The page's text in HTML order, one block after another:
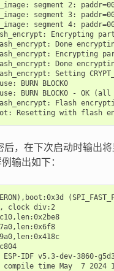
segment 2:
segment 3:
segment 4:
Encrypting
Done
Encrypting
Done
Setting
BURN BLOCK0
BURN BLOCK0 - OK
Flash
后，在下次启动时输出将
输出如下：
clock div:2
IDF v5.3-dev-3860-
time May  7 2024